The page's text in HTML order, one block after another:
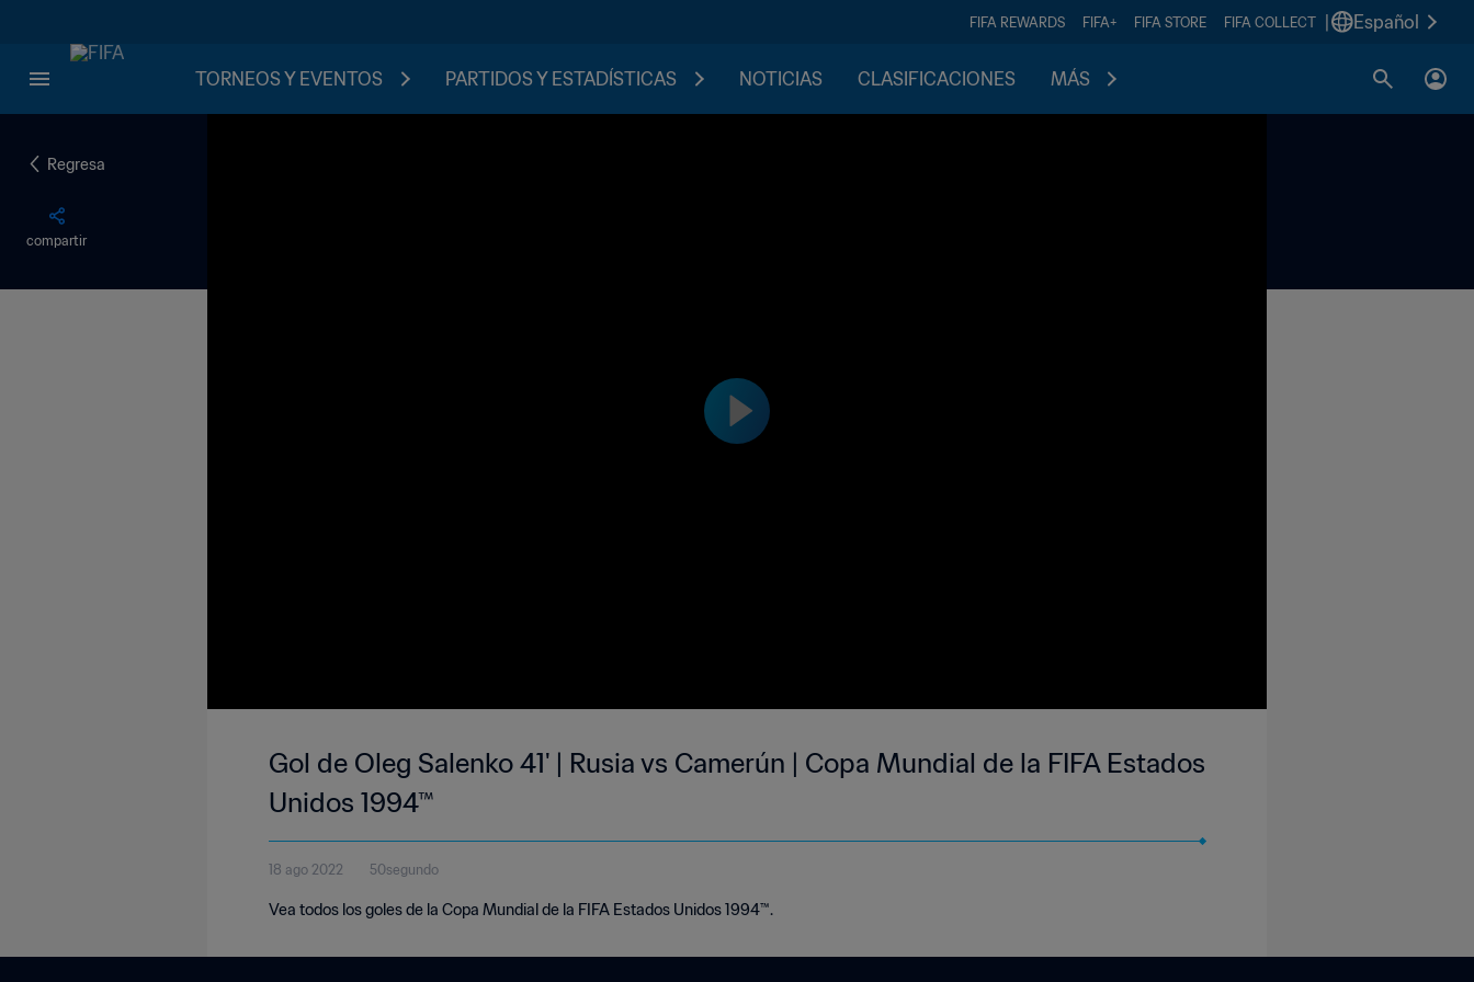
FIFA REWARDS FIFA+ FIFA STORE FIFA COLLECT Español
TORNEOS Y EVENTOS PARTIDOS Y ESTADÍSTICAS NOTICIAS CLASIFICACIONES MÁS
Regresa
compartir
Gol de Oleg Salenko 41' | Rusia vs Camerún | Copa Mundial de la FIFA Estados
Unidos 1994™
18 ago 2022 50segundo
Vea todos los goles de la Copa Mundial de la FIFA Estados Unidos 1994™.